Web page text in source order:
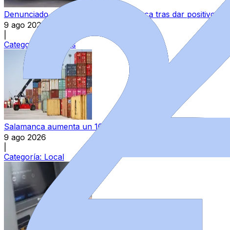
Denunciado un motorista en Salamanca tras dar positivo
9 ago 2026
Categoría:
Sucesos
Salamanca aumenta un 10,1% sus exportaciones y
9 ago 2026
Categoría: Local